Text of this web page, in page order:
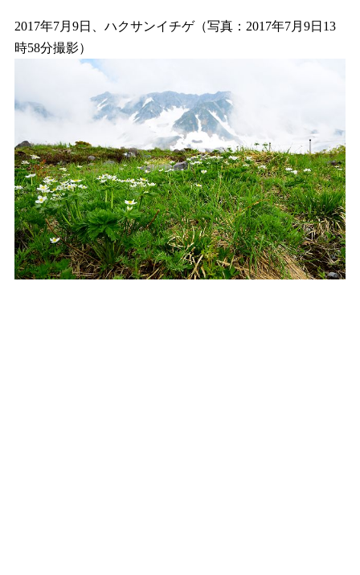
2017年7月9日、ハクサンイチゲ（写真：2017年7月9日13
時58分撮影）